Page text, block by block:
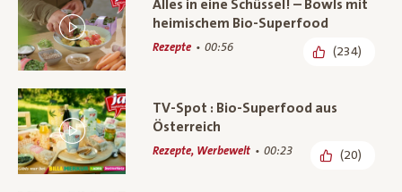
Alles in eine Schüssel! – Bowls mit
heimischem Bio-Superfood
Rezepte 00:56 (234)
TV-Spot : Bio-Superfood aus
Österreich
Rezepte, Werbewelt 00:23 (20)